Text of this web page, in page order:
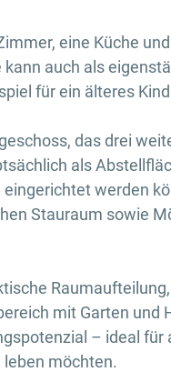
eine Küche
auch als
für ein älteres
das drei
als
werden
Stauraum sowie
mit Garten und
– ideal für
möchten.